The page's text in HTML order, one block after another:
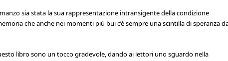
sia stata la sua rappresentazione intransigente della condizione
che anche nei momenti più bui c’è sempre una scintilla di speranza
libro sono un tocco gradevole, dando ai lettori uno sguardo nella